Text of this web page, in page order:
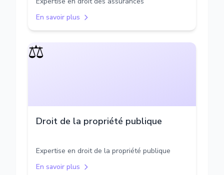
En savoir plus
⚖️
Droit de la propriété publique
Expertise en droit de la propriété publique
En savoir plus